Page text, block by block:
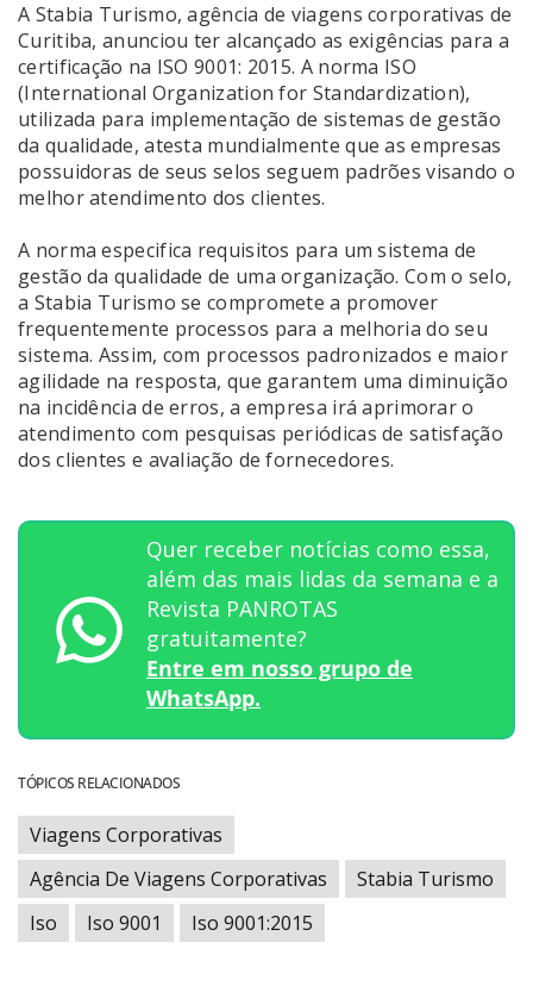
A Stabia Turismo, agência de viagens corporativas de
Curitiba, anunciou ter alcançado as exigências para a
certificação na ISO 9001: 2015. A norma ISO
(International Organization for Standardization),
utilizada para implementação de sistemas de gestão
da qualidade, atesta mundialmente que as empresas
possuidoras de seus selos seguem padrões visando o
melhor atendimento dos clientes.
A norma especifica requisitos para um sistema de
gestão da qualidade de uma organização. Com o selo,
a Stabia Turismo se compromete a promover
frequentemente processos para a melhoria do seu
sistema. Assim, com processos padronizados e maior
agilidade na resposta, que garantem uma diminuição
na incidência de erros, a empresa irá aprimorar o
atendimento com pesquisas periódicas de satisfação
dos clientes e avaliação de fornecedores.
Quer receber notícias como essa,
além das mais lidas da semana e a
Revista PANROTAS
gratuitamente?
Entre em nosso grupo de
WhatsApp.
TÓPICOS RELACIONADOS
Viagens Corporativas
Agência De Viagens Corporativas
Stabia Turismo
Iso
Iso 9001 Iso 9001:2015